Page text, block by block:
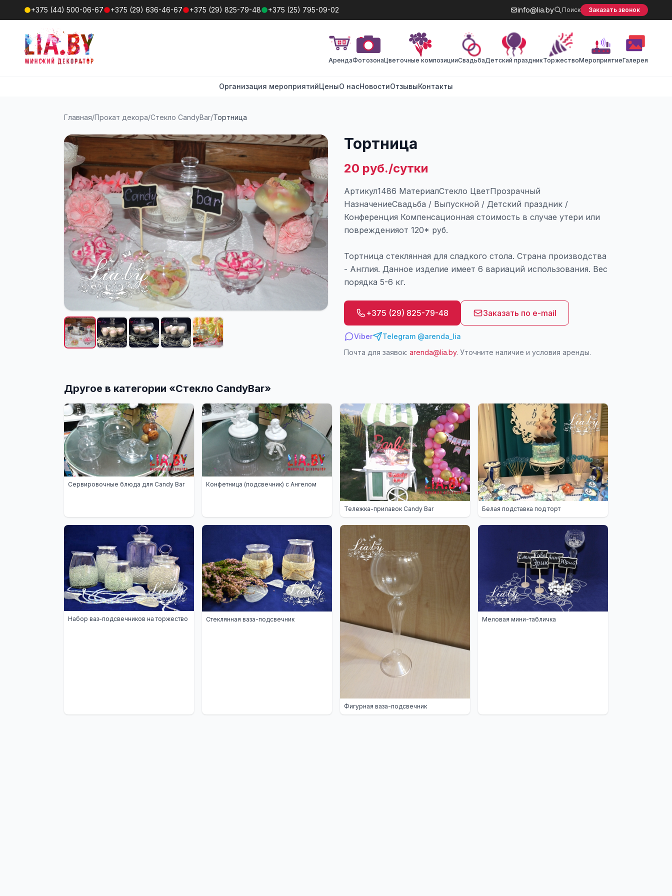
+375 (44) 500-06-67 +375 (29) 636-46-67 +375 (29) 825-79-48 +375 (25) 795-09-02 info@lia.by Поиск Заказать звонок
АрендаФотозонаЦветочные композицииCвадьбаДетский праздникТоржествоМероприятиеГалерея
Организация мероприятийЦеныО насНовостиОтзывыКонтакты
Главная/Прокат декора/Стекло CandyBar/Тортница
Тортница
20 руб./сутки
Артикул1486 МатериалСтекло ЦветПрозрачный
НазначениеСвадьба / Выпускной / Детский праздник /
Конференция Компенсационная стоимость в случае утери или
поврежденияот 120* руб.
Тортница стеклянная для сладкого стола. Страна производства
- Англия. Данное изделие имеет 6 вариаций использования. Вес
порядка 5-6 кг.
+375 (29) 825-79-48 Заказать по e-mail
Viber
Telegram @arenda_lia
Почта для заявок: arenda@lia.by. Уточните наличие и условия аренды.
Другое в категории «Стекло CandyBar»
Сервировочные блюда для Candy Bar Конфетница (подсвечник) с Ангелом
Тележка-прилавок Candy Bar Белая подставка под торт
Набор ваз-подсвечников на торжество Стеклянная ваза-подсвечник
Фигурная ваза-подсвечник
Меловая мини-табличка